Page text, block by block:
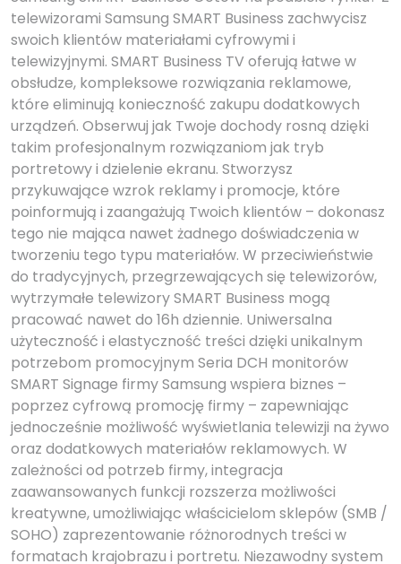
telewizorami Samsung SMART Business zachwycisz
swoich klientów materiałami cyfrowymi i
telewizyjnymi. SMART Business TV oferują łatwe w
obsłudze, kompleksowe rozwiązania reklamowe,
które eliminują konieczność zakupu dodatkowych
urządzeń. Obserwuj jak Twoje dochody rosną dzięki
takim profesjonalnym rozwiązaniom jak tryb
portretowy i dzielenie ekranu. Stworzysz
przykuwające wzrok reklamy i promocje, które
poinformują i zaangażują Twoich klientów – dokonasz
tego nie mająca nawet żadnego doświadczenia w
tworzeniu tego typu materiałów. W przeciwieństwie
do tradycyjnych, przegrzewających się telewizorów,
wytrzymałe telewizory SMART Business mogą
pracować nawet do 16h dziennie. Uniwersalna
użyteczność i elastyczność treści dzięki unikalnym
potrzebom promocyjnym Seria DCH monitorów
SMART Signage firmy Samsung wspiera biznes –
poprzez cyfrową promocję firmy – zapewniając
jednocześnie możliwość wyświetlania telewizji na żywo
oraz dodatkowych materiałów reklamowych. W
zależności od potrzeb firmy, integracja
zaawansowanych funkcji rozszerza możliwości
kreatywne, umożliwiając właścicielom sklepów (SMB /
SOHO) zaprezentowanie różnorodnych treści w
formatach krajobrazu i portretu. Niezawodny system